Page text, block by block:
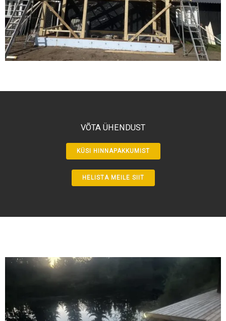
VÕTA ÜHENDUST
KÜSI HINNAPAKKUMIST
HELISTA MEILE SIIT